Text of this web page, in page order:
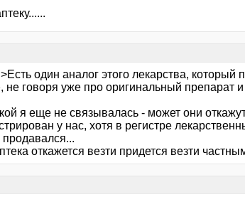
один аналог этого лекарства,
не говоря уже про оригинальный препарат
я еще не связывалась - может они
у нас, хотя в регистре
откажется везти придется везти